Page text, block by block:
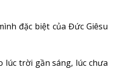
đặc biệt của Đức Giêsu
lúc trời gần sáng, lúc chưa